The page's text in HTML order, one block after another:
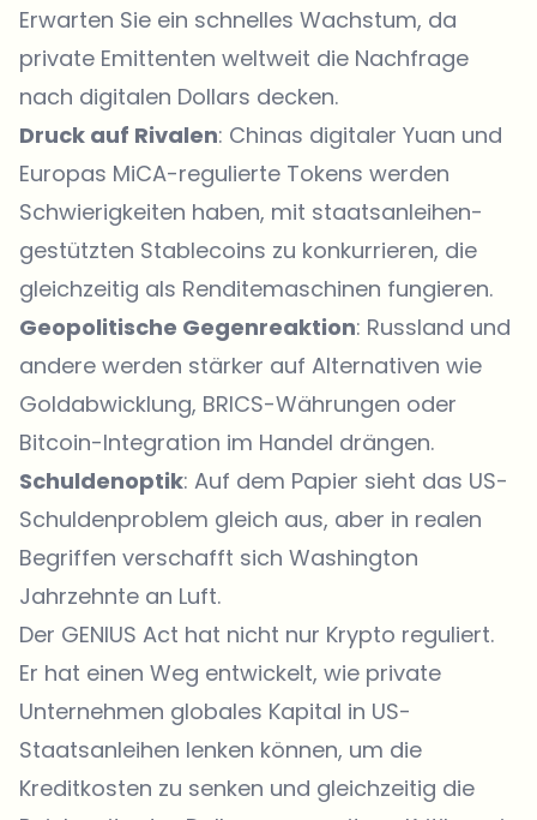
Erwarten Sie ein schnelles Wachstum, da
private Emittenten weltweit die Nachfrage
nach digitalen Dollars decken.
Druck auf Rivalen: Chinas digitaler Yuan und
Europas MiCA-regulierte Tokens werden
Schwierigkeiten haben, mit staatsanleihen-
gestützten Stablecoins zu konkurrieren, die
gleichzeitig als Renditemaschinen fungieren.
Geopolitische Gegenreaktion: Russland und
andere werden stärker auf Alternativen wie
Goldabwicklung, BRICS-Währungen oder
Bitcoin-Integration im Handel drängen.
Schuldenoptik: Auf dem Papier sieht das US-
Schuldenproblem gleich aus, aber in realen
Begriffen verschafft sich Washington
Jahrzehnte an Luft.
Der GENIUS Act hat nicht nur Krypto reguliert.
Er hat einen Weg entwickelt, wie private
Unternehmen globales Kapital in US-
Staatsanleihen lenken können, um die
Kreditkosten zu senken und gleichzeitig die